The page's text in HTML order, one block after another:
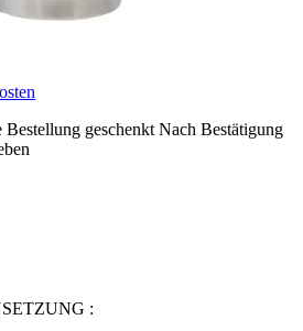
Bestellung geschenkt Nach Bestätigung
: